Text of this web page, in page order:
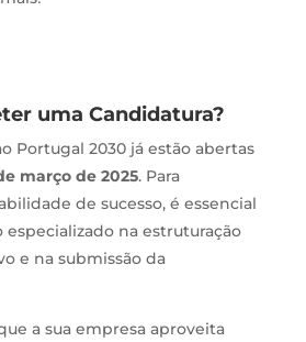
uma Candidatura?
Portugal 2030 já estão abertas
março de 2025. Para
de sucesso, é essencial
na estruturação
e na submissão da
a sua empresa aproveita